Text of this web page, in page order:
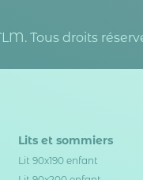
Tous droits
Lits et sommiers
Lit 90x190 enfant